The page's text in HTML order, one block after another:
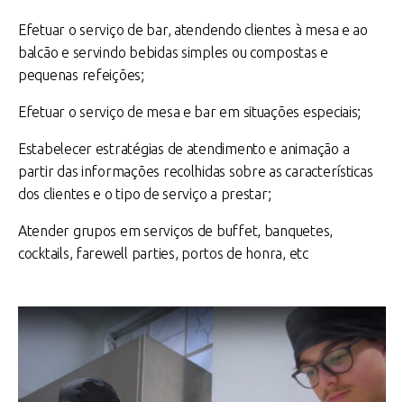
Efetuar o serviço de bar, atendendo clientes à mesa e ao
balcão e servindo bebidas simples ou compostas e
pequenas refeições;
Efetuar o serviço de mesa e bar em situações especiais;
Estabelecer estratégias de atendimento e animação a
partir das informações recolhidas sobre as características
dos clientes e o tipo de serviço a prestar;
Atender grupos em serviços de buffet, banquetes,
cocktails, farewell parties, portos de honra, etc